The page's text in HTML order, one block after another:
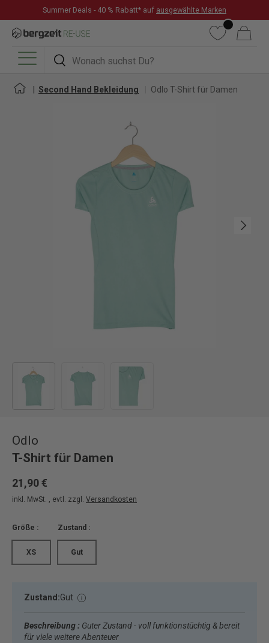
DIREKT ZUM INHALT
Summer Deals - 40 % Rabatt* auf ausgewählte Marken
Suchen
Suchen
WunschlisteWarenkorb
Menü
Second Hand Bekleidung Odlo T-Shirt für Damen
Nächste
Odlo
T-Shirt für Damen
21,90 €
inkl. MwSt. , evtl. zzgl. Versandkosten
Größe :
XS
Zustand :
Gut
Zustand:Gut
Beschreibung : Guter Zustand - voll funktionstüchtig & bereit
für viele weitere Abenteuer